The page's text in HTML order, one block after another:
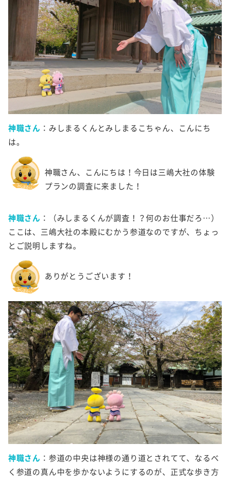
神職さん ：みしまるくんとみしまるこちゃん、こんにち
は。
神職さん、こんにちは！今日は三嶋大社の体験
プランの調査に来ました！
神職さん ：（みしまるくんが調査！？何のお仕事だろ…）
ここは、三嶋大社の本殿にむかう参道なのですが、ちょっ
とご説明しますね。
ありがとうございます！
神職さん ：参道の中央は神様の通り道とされてて、なるべ
く参道の真ん中を歩かないようにするのが、正式な歩き方